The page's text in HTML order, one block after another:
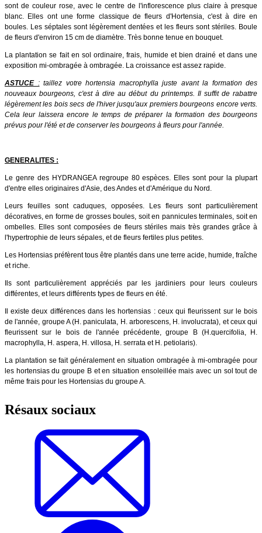
sont de couleur rose, avec le centre de l'inflorescence plus claire à presque
blanc. Elles ont une forme classique de fleurs d'Hortensia, c'est à dire en
boules. Les séptales sont légèrement dentées et les fleurs sont stériles. Boule
de fleurs d'environ 15 cm de diamètre. Très bonne tenue en bouquet.
La plantation se fait en sol ordinaire, frais, humide et bien drainé et dans une
exposition mi-ombragée à ombragée. La croissance est assez rapide.
ASTUCE:taillez votre hortensia macrophylla juste avant la formation des
nouveaux bourgeons, c'est à dire au début du printemps. Il suffit de rabattre
légèrement les bois secs de l'hiver jusqu'aux premiers bourgeons encore verts.
Cela leur laissera encore le temps de préparer la formation des bourgeons
prévus pour l'été et de conserver les bourgeons à fleurs pour l'année.
GENERALITES :
Le genre des HYDRANGEA regroupe 80 espèces. Elles sont pour la plupart
d'entre elles originaires d'Asie, des Andes et d'Amérique du Nord.
Leurs feuilles sont caduques, opposées. Les fleurs sont particulièrement
décoratives, en forme de grosses boules, soit en pannicules terminales, soit en
ombelles. Elles sont composées de fleurs stériles mais très grandes grâce à
l'hypertrophie de leurs sépales, et de fleurs fertiles plus petites.
Les Hortensias préfèrent tous être plantés dans une terre acide, humide, fraîche
et riche.
Ils sont particulièrement appréciés par les jardiniers pour leurs couleurs
différentes, et leurs différents types de fleurs en été.
Il existe deux différences dans les hortensias : ceux qui fleurissent sur le bois
de l'année, groupe A (H. paniculata, H. arborescens, H. involucrata), et ceux qui
fleurissent sur le bois de l'année précédente, groupe B (H.quercifolia, H.
macrophylla, H. aspera, H. villosa, H. serrata et H. petiolaris).
La plantation se fait généralement en situation ombragée à mi-ombragée pour
les hortensias du groupe B et en situation ensoleillée mais avec un sol tout de
même frais pour les Hortensias du groupe A.
Résaux sociaux